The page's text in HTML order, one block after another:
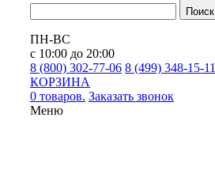
Поиск
ПН-ВС
с 10:00 до 20:00
8 (800) 302-77-06 8 (499) 348-15-11
КОРЗИНА
0 товаров. Заказать звонок
Меню